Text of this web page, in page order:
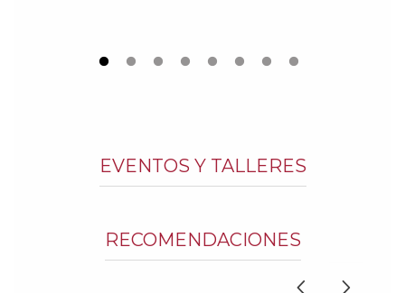
EVENTOS Y TALLERES
RECOMENDACIONES